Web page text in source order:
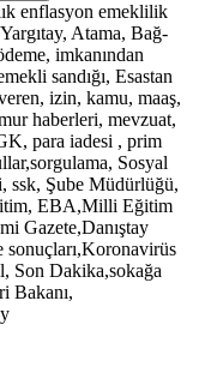
enflasyon emeklilik
Atama, Bağ-
imkanından
sandığı, Esastan
izin, kamu, maaş,
haberleri, mevzuat,
para iadesi , prim
Sosyal
ssk, Şube Müdürlüğü,
EBA,Milli Eğitim
Gazete,Danıştay
sonuçları,Koronavirüs
Son Dakika,sokağa
Bakanı,